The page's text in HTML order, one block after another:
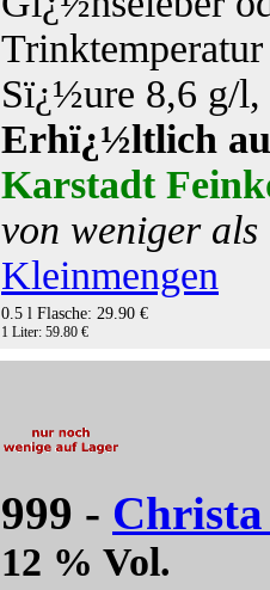
Sï¿½ure 8,6 g/
Erhï¿½ltlich
Karstadt
von weniger
Kleinmengen
0.5 l Flasche: 29.90 €
1 Liter: 59.80 €
999 -
12 % Vol.